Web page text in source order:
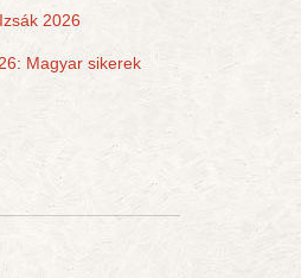
2026
Magyar sikerek